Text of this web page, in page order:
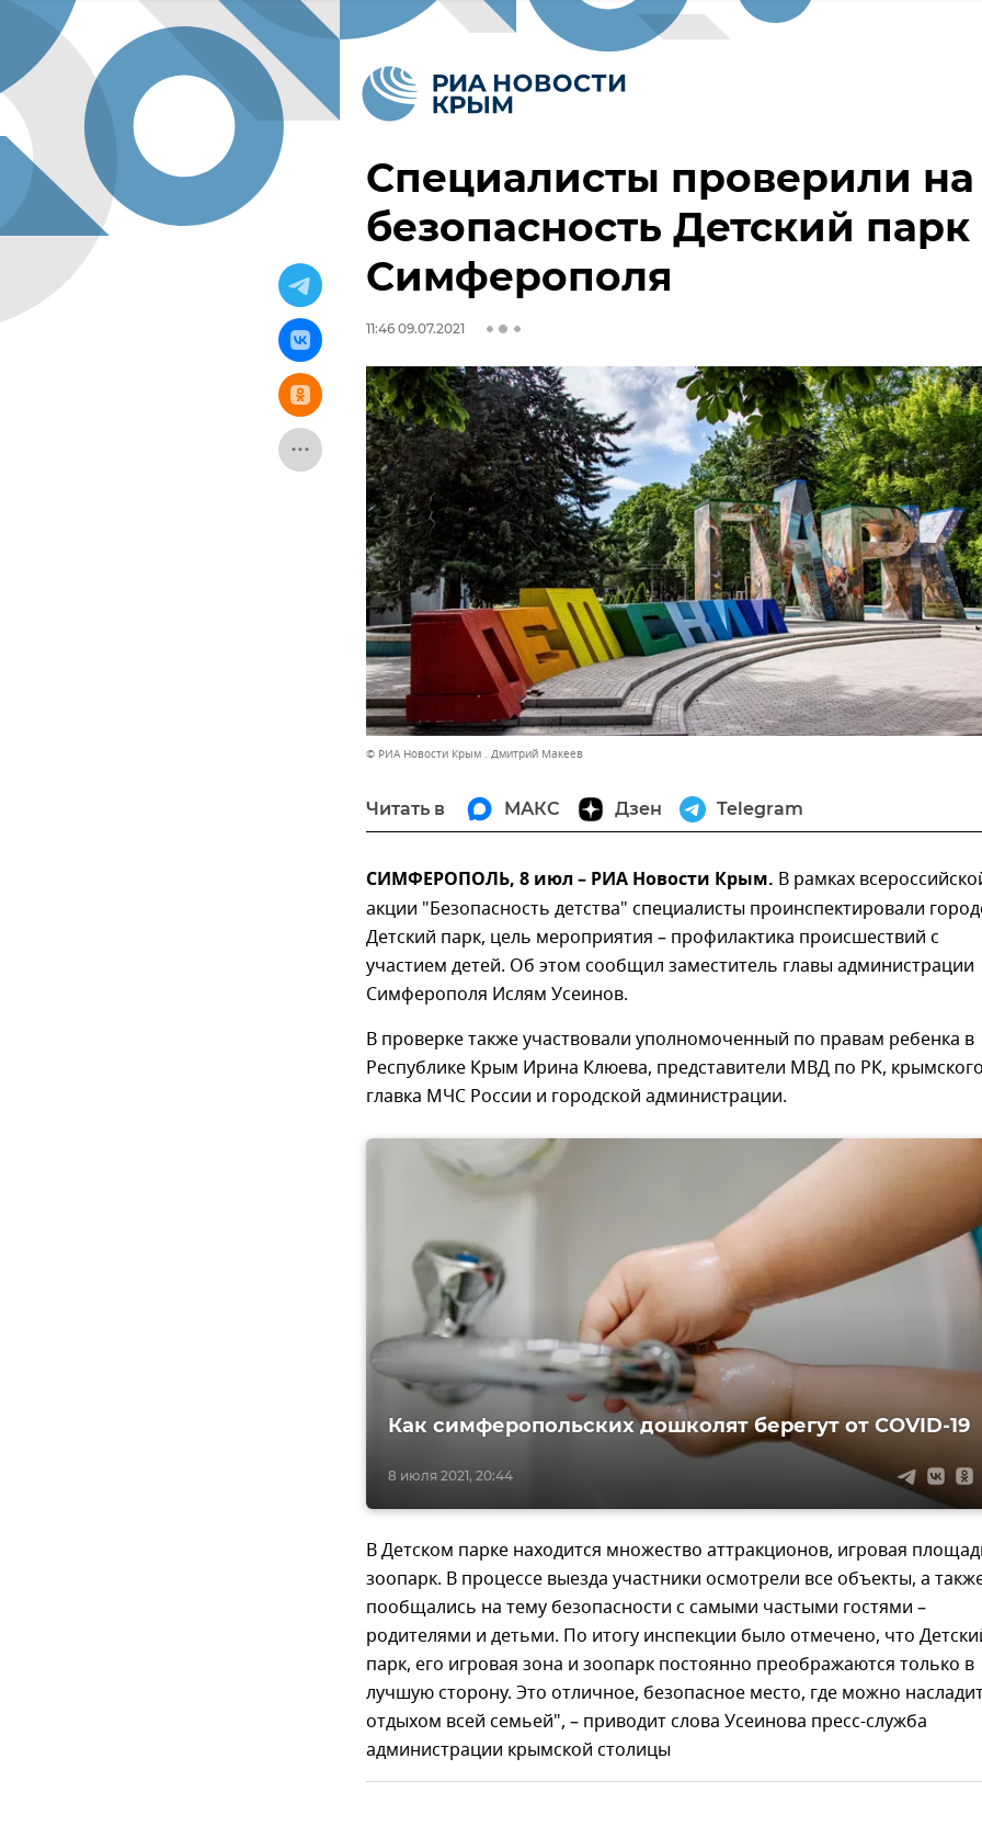
Специалисты проверили на
безопасность Детский парк
Симферополя
11:46 09.07.2021
© РИА Новости Крым . Дмитрий Макеев
Читать в МАКС Дзен Telegram
СИМФЕРОПОЛЬ, 8 июл – РИА Новости Крым. В рамках
акции "Безопасность детства" специалисты проинспектировали
Детский парк, цель мероприятия – профилактика происшествий с
участием детей. Об этом сообщил заместитель главы администрации
Симферополя Ислям Усеинов.
В проверке также участвовали уполномоченный по правам ребенка в
Республике Крым Ирина Клюева, представители МВД по РК,
главка МЧС России и городской администрации.
8 июля 2021, 20:44
Как симферопольских дошколят берегут от COVID-19
В Детском парке находится множество аттракционов, игровая
зоопарк. В процессе выезда участники осмотрели все объекты, а
пообщались на тему безопасности с самыми частыми гостями –
родителями и детьми. По итогу инспекции было отмечено, что
парк, его игровая зона и зоопарк постоянно преображаются только в
лучшую сторону. Это отличное, безопасное место, где можно
отдыхом всей семьей", – приводит слова Усеинова пресс-служба
администрации крымской столицы